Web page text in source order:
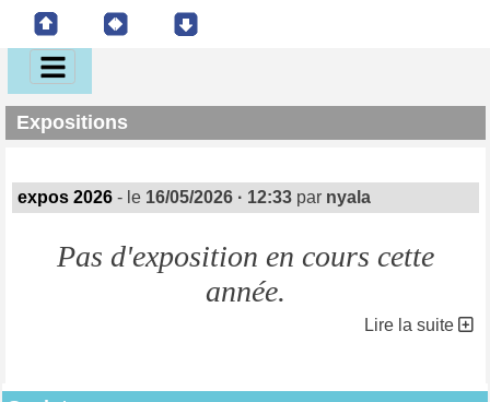
Expositions
expos 2026 - le 16/05/2026 · 12:33par nyala
Pas d'exposition en cours cette
année.
Lire la suite